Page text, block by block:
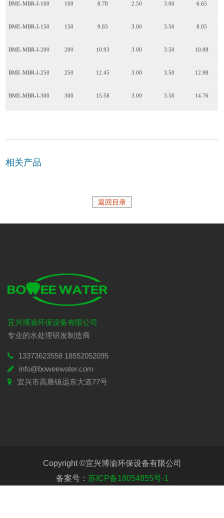
BME-MBR-I-100 100 8.78 2.50 3.00 6.65
BME-MBR-I-150 150 9.83 3.00 3.50 8.05
BME-MBR-I-200 200 10.93 3.00 3.50 10.88
BME-MBR-I-250 250 12.45 3.00 3.50 12.98
BME-MBR-I-300 300 15.58 3.00 3.50 14.76
相关产品
返回目录
宜兴博渝环保设备有限公司
专业的水处理研发制造商
13373623558 18552052095
info@boweewater.com
宜兴市高塍镇远东大道77号
Copyright ©宜兴博渝环保设备有限公司
备案号： 苏ICP备18054855号-1